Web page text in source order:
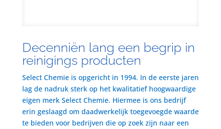
Decenniën lang een begrip in
reinigings producten
Select Chemie is opgericht in 1994. In de eerste jaren
lag de nadruk sterk op het kwalitatief hoogwaardige
eigen merk Select Chemie. Hiermee is ons bedrijf
erin geslaagd om daadwerkelijk toegevoegde waarde
te bieden voor bedrijven die op zoek zijn naar een